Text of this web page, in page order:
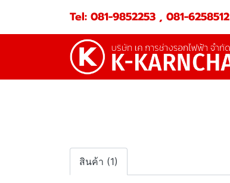
Tel: 081-9852253 , 081-6258512
สินค้า (1)